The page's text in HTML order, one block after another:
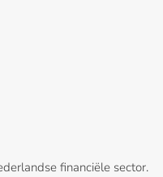
financiële sector.